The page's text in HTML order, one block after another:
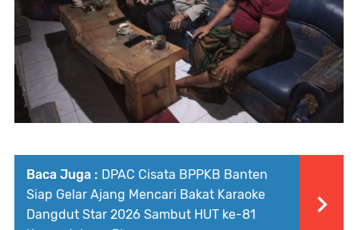
Baca Juga : DPAC Cisata BPPKB Banten
Siap Gelar Ajang Mencari Bakat Karaoke
Dangdut Star 2026 Sambut HUT ke-81